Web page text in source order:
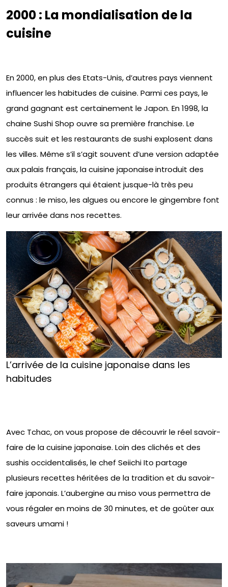
2000 : La mondialisation de la
cuisine
En 2000, en plus des Etats-Unis, d’autres pays viennent
influencer les habitudes de cuisine. Parmi ces pays, le
grand gagnant est certainement le Japon. En 1998, la
chaine Sushi Shop ouvre sa première franchise. Le
succès suit et les restaurants de sushi explosent dans
les villes. Même s’il s’agit souvent d’une version adaptée
aux palais français, la cuisine japonaiseintroduit des
produits étrangers qui étaient jusque-là très peu
connus : le miso, les algues ou encore le gingembre font
leur arrivée dans nos recettes.
L’arrivée de la cuisine japonaise dans les
habitudes
Avec Tchac, on vous propose de découvrir le réel savoir-
faire de la cuisine japonaise. Loin des clichés et des
sushis occidentalisés, le chef Seiichi Ito partage
plusieurs recettes héritées de la tradition et du savoir-
faire japonais. L’aubergine au miso vous permettra de
vous régaler en moins de 30 minutes, et de goûter aux
saveurs umami !